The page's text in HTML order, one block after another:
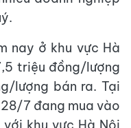
nay ở khu vực Hà
triệu đồng/lượng
lượng bán ra. Tại
7 đang mua vào
khu vực Hà Nội